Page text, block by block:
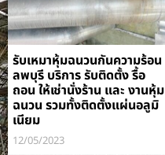
รับเหมาหุ้มฉนวนกันความร้อน
ลพบุรี บริการ รับติดตั้ง รื้อ
ถอน ให้เช่านั่งร้าน และ งานหุ้ม
ฉนวน รวมทั้งติดตั้งแผ่นอลูมิ
เนียม
12/05/2023